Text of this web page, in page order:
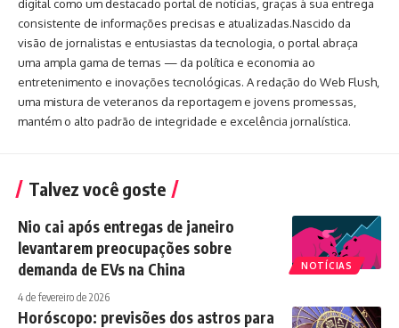
digital como um destacado portal de notícias, graças à sua entrega
consistente de informações precisas e atualizadas.Nascido da
visão de jornalistas e entusiastas da tecnologia, o portal abraça
uma ampla gama de temas — da política e economia ao
entretenimento e inovações tecnológicas. A redação do Web Flush,
uma mistura de veteranos da reportagem e jovens promessas,
mantém o alto padrão de integridade e excelência jornalística.
Talvez você goste
NOTÍCIAS
Nio cai após entregas de janeiro
levantarem preocupações sobre
demanda de EVs na China
4 de fevereiro de 2026
Horóscopo: previsões dos astros para